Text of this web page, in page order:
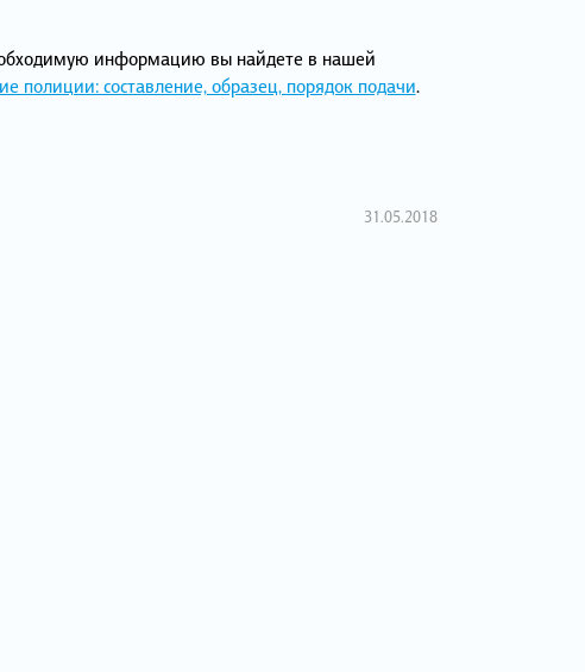
информацию вы найдете в нашей
полиции: составление, образец, порядок подачи.
31.05.2018